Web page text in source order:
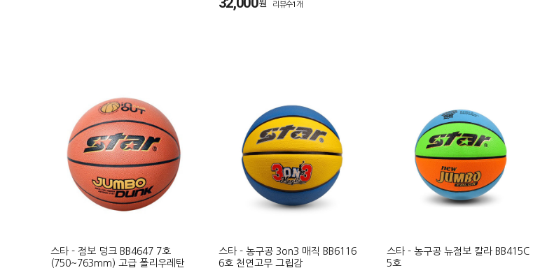
원 리뷰수1개
스타 - 점보 덩크 BB4647 7호
(750~763mm) 고급 폴리우레탄
스타 - 농구공 3on3 매직 BB6116
6호 천연고무 그립감
스타 - 농구공 뉴점보 칼라 BB415C
5호